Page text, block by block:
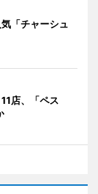
「チャーシュ
店、「ペス